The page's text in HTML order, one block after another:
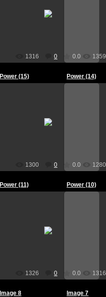
1316 0 0.0 1359
Power (15)
1300 0 0.0
Power (14)
1280
Power (11)
1326 0 0.0
Power (10)
1316
Image 8 Image 7